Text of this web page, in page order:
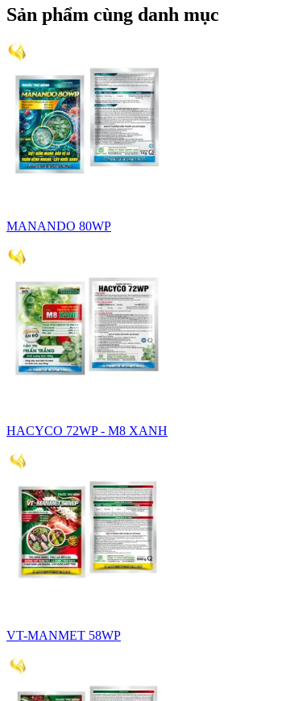
Sản phẩm cùng danh mục
MANANDO 80WP
HACYCO 72WP - M8 XANH
VT-MANMET 58WP